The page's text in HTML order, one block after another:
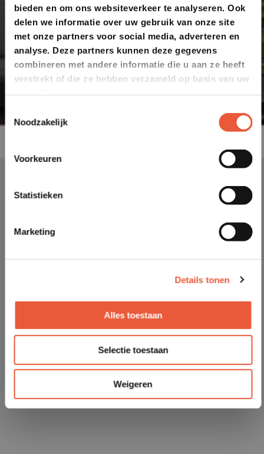
bieden en om ons websiteverkeer te analyseren. Ook
delen we informatie over uw gebruik van onze site
met onze partners voor social media, adverteren en
analyse. Deze partners kunnen deze gegevens
combineren met andere informatie die u aan ze heeft
verstrekt of die ze hebben verzameld op basis van uw
Noodzakelijk
Voorkeuren
Statistieken
Marketing
Details tonen
Alles toestaan
Selectie toestaan
Weigeren